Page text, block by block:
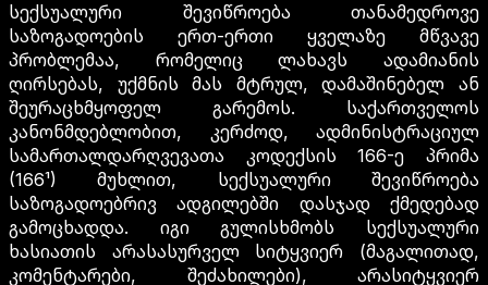
სექსუალური შევიწროება თანამედროვე
საზოგადოების ერთ-ერთი ყველაზე მწვავე
პრობლემაა, რომელიც ლახავს ადამიანის
ღირსებას, უქმნის მას მტრულ, დამაშინებელ ან
შეურაცხმყოფელ გარემოს. საქართველოს
კანონმდებლობით, კერძოდ, ადმინისტრაციულ
სამართალდარღვევათა კოდექსის 166-ე პრიმა
(166¹) მუხლით, სექსუალური შევიწროება
საზოგადოებრივ ადგილებში დასჯად ქმედებად
გამოცხადდა. იგი გულისხმობს სექსუალური
ხასიათის არასასურველ სიტყვიერ (მაგალითად,
კომენტარები, შეძახილები), არასიტყვიერ